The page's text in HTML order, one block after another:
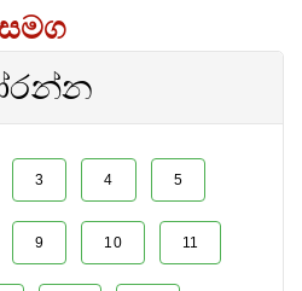
3 4 5
9 10 11